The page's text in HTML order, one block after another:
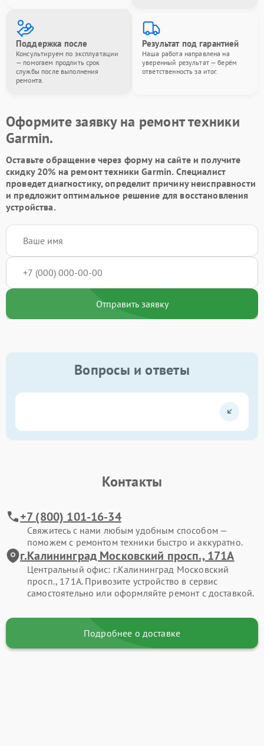
Поддержка после
Консультируем по эксплуатации
— помогаем продлить срок
службы после выполнения
ремонта.
Результат под гарантией
Наша работа направлена на
уверенный результат — берём
ответственность за итог.
Оформите заявку на ремонт техники
Garmin.
Оставьте обращение через форму на сайте и получите
скидку 20% на ремонт техники Garmin. Специалист
проведет диагностику, определит причину неисправности
и предложит оптимальное решение для восстановления
устройства.
Отправить заявку
Вопросы и ответы
Контакты
+7 (800) 101-16-34
Свяжитесь с нами любым удобным способом —
поможем с ремонтом техники быстро и аккуратно.
г.Калининград Московский просп., 171А
Центральный офис: г.Калининград Московский
просп., 171А. Привозите устройство в сервис
самостоятельно или оформляйте ремонт с доставкой.
Подробнее о доставке